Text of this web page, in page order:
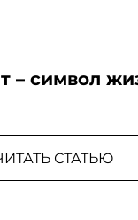
– символ
СТАТЬЮ